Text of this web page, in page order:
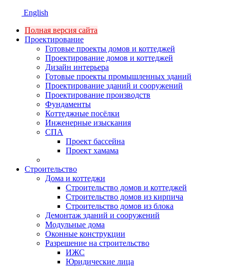
English
Полная версия сайта
Проектирование
Готовые проекты домов и коттеджей
Проектирование домов и коттеджей
Дизайн интерьера
Готовые проекты промышленных зданий
Проектирование зданий и сооружений
Проектирование производств
Фундаменты
Коттеджные посёлки
Инженерные изыскания
СПА
Проект бассейна
Проект хамама
Строительство
Дома и коттеджи
Строительство домов и коттеджей
Строительство домов из кирпича
Строительство домов из блока
Демонтаж зданий и сооружений
Модульные дома
Оконные конструкции
Разрешение на строительство
ИЖС
Юридические лица